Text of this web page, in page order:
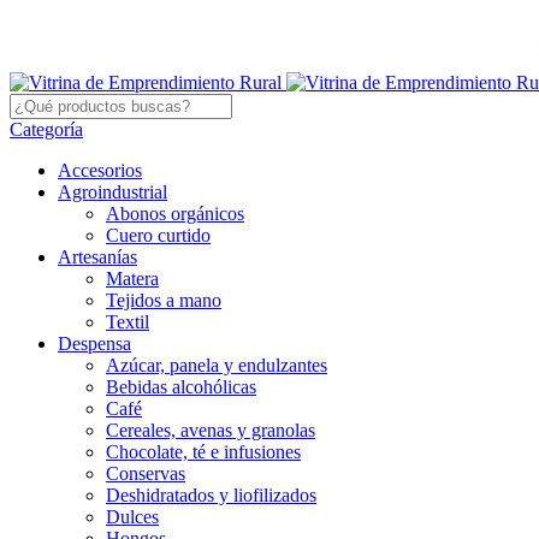
Categoría
Accesorios
Agroindustrial
Abonos orgánicos
Cuero curtido
Artesanías
Matera
Tejidos a mano
Textil
Despensa
Azúcar, panela y endulzantes
Bebidas alcohólicas
Café
Cereales, avenas y granolas
Chocolate, té e infusiones
Conservas
Deshidratados y liofilizados
Dulces